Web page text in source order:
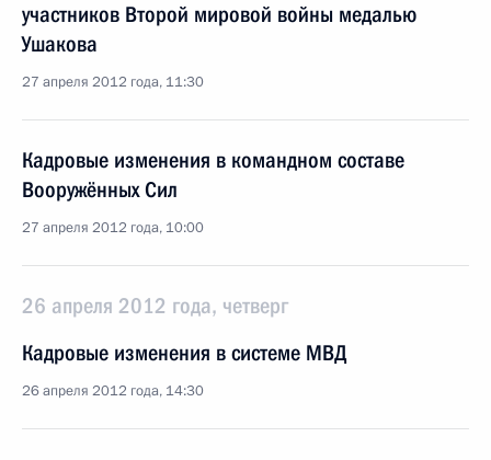
участников Второй мировой войны медалью
Ушакова
27 апреля 2012 года, 11:30
Кадровые изменения в командном составе
Вооружённых Сил
27 апреля 2012 года, 10:00
26 апреля 2012 года, четверг
Кадровые изменения в системе МВД
26 апреля 2012 года, 14:30